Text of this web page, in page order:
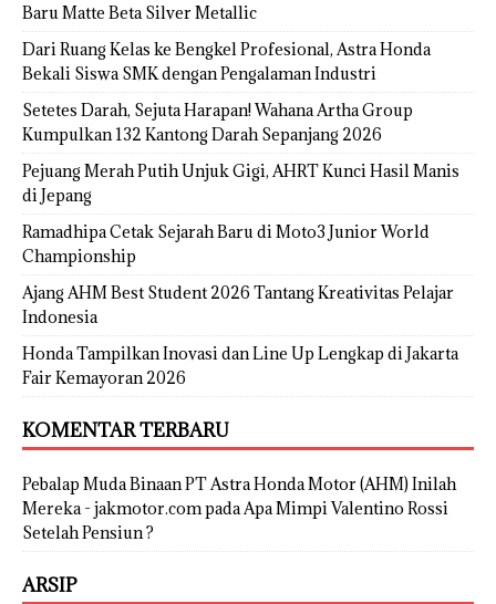
Baru Matte Beta Silver Metallic
Dari Ruang Kelas ke Bengkel Profesional, Astra Honda
Bekali Siswa SMK dengan Pengalaman Industri
Setetes Darah, Sejuta Harapan! Wahana Artha Group
Kumpulkan 132 Kantong Darah Sepanjang 2026
Pejuang Merah Putih Unjuk Gigi, AHRT Kunci Hasil Manis
di Jepang
Ramadhipa Cetak Sejarah Baru di Moto3 Junior World
Championship
Ajang AHM Best Student 2026 Tantang Kreativitas Pelajar
Indonesia
Honda Tampilkan Inovasi dan Line Up Lengkap di Jakarta
Fair Kemayoran 2026
KOMENTAR TERBARU
Pebalap Muda Binaan PT Astra Honda Motor (AHM) Inilah
Mereka - jakmotor.compadaApa Mimpi Valentino Rossi
Setelah Pensiun ?
ARSIP